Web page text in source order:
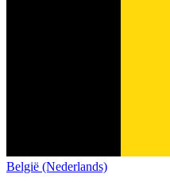
België (Nederlands)